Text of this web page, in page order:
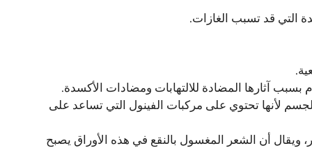
التي قد تسبب الغازات.
آثارها المضادة للالتهابات ومضادات الأكسدة.
لأنها تحتوي على مركبات الفينول التي تساعد على
أن الشعر المغسول بالنقع في هذه الأوراق يصبح